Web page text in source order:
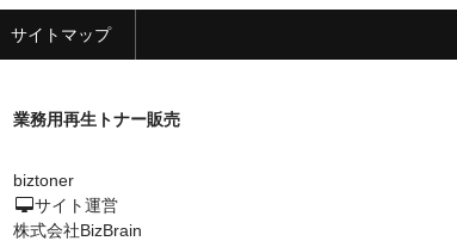
サイトマップ
業務用再生トナー販売
biztoner
サイト運営
株式会社BizBrain